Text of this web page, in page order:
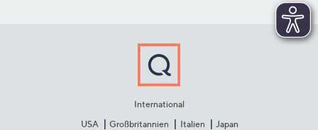
International
USA
Großbritannien Italien Japan